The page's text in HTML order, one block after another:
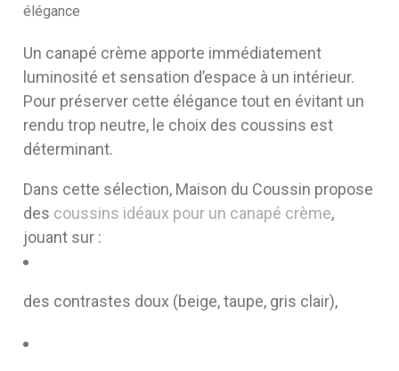
élégance
Un canapé crème apporte immédiatement
luminosité et sensation d’espace à un intérieur.
Pour préserver cette élégance tout en évitant un
rendu trop neutre, le choix des coussins est
déterminant.
Dans cette sélection, Maison du Coussin propose
des coussins idéaux pour un canapé crème,
jouant sur :
des contrastes doux (beige, taupe, gris clair),